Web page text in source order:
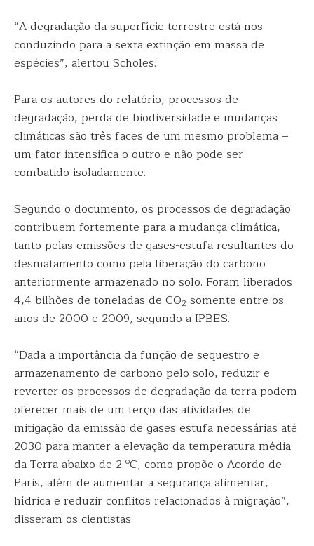
“A degradação da superfície terrestre está nos
conduzindo para a sexta extinção em massa de
espécies”, alertou Scholes.
Para os autores do relatório, processos de
degradação, perda de biodiversidade e mudanças
climáticas são três faces de um mesmo problema –
um fator intensifica o outro e não pode ser
combatido isoladamente.
Segundo o documento, os processos de degradação
contribuem fortemente para a mudança climática,
tanto pelas emissões de gases-estufa resultantes do
desmatamento como pela liberação do carbono
anteriormente armazenado no solo. Foram liberados
4,4 bilhões de toneladas de CO2 somente entre os
anos de 2000 e 2009, segundo a IPBES.
“Dada a importância da função de sequestro e
armazenamento de carbono pelo solo, reduzir e
reverter os processos de degradação da terra podem
oferecer mais de um terço das atividades de
mitigação da emissão de gases estufa necessárias até
2030 para manter a elevação da temperatura média
da Terra abaixo de 2 oC, como propõe o Acordo de
Paris, além de aumentar a segurança alimentar,
hídrica e reduzir conflitos relacionados à migração”,
disseram os cientistas.